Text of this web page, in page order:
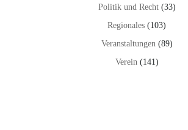
Politik und Recht(33)
Regionales (103)
Veranstaltungen (89)
Verein (141)